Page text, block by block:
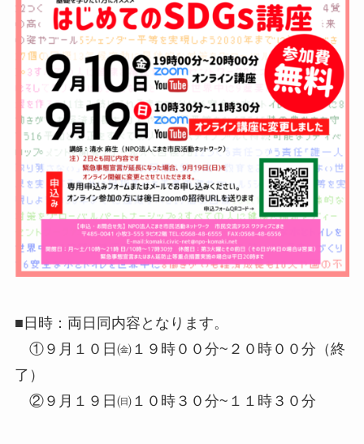
■日時：両日同内容となります。
①９月１０日㈮１９時００分~２０時００分（終
了）
②９月１９日㈰１０時３０分~１１時３０分